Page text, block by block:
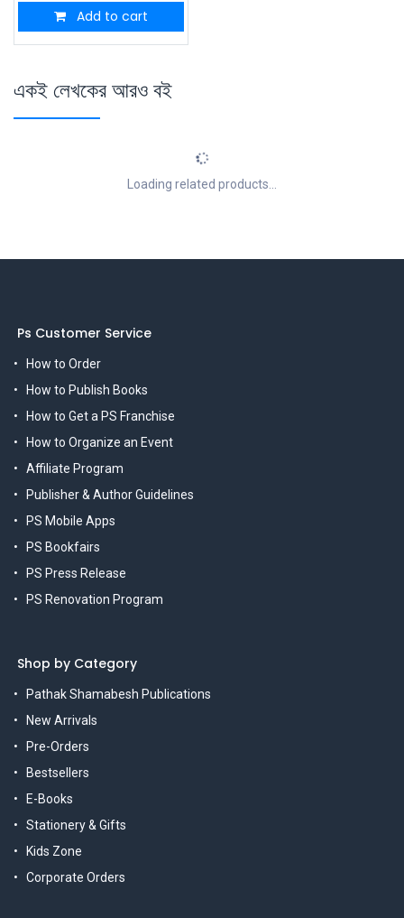
Add to cart
একই লেখকের আরও বই
Loading related products...
Ps Customer Service
How to Order
How to Publish Books
How to Get a PS Franchise
How to Organize an Event
Affiliate Program
Publisher & Author Guidelines
PS Mobile Apps
PS Bookfairs
PS Press Release
PS Renovation Program
Shop by Category
Pathak Shamabesh Publications
New Arrivals
Pre-Orders
Bestsellers
E-Books
Stationery & Gifts
Kids Zone
Corporate Orders